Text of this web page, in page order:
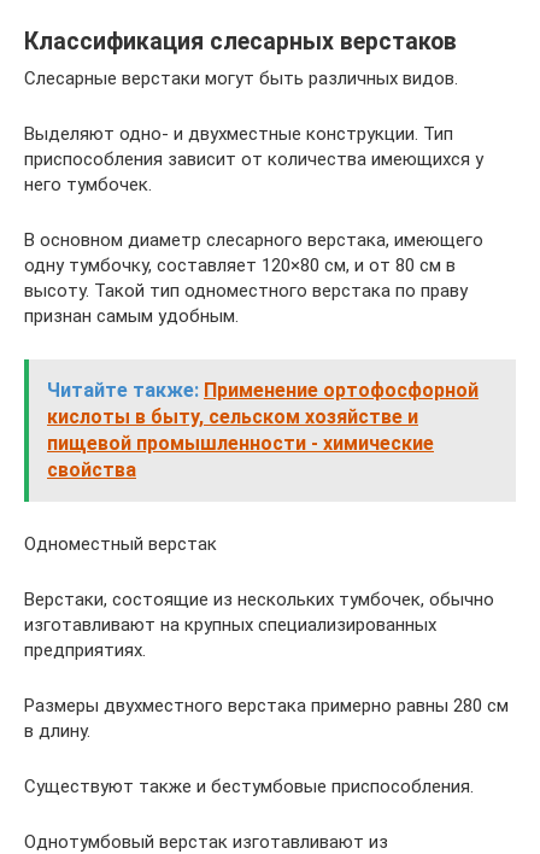
Классификация слесарных верстаков
Слесарные верстаки могут быть различных видов.
Выделяют одно- и двухместные конструкции. Тип
приспособления зависит от количества имеющихся у
него тумбочек.
В основном диаметр слесарного верстака, имеющего
одну тумбочку, составляет 120×80 см, и от 80 см в
высоту. Такой тип одноместного верстака по праву
признан самым удобным.
Читайте также: Применение ортофосфорной
кислоты в быту, сельском хозяйстве и
пищевой промышленности - химические
свойства
Одноместный верстак
Верстаки, состоящие из нескольких тумбочек, обычно
изготавливают на крупных специализированных
предприятиях.
Размеры двухместного верстака примерно равны 280 см
в длину.
Существуют также и бестумбовые приспособления.
Однотумбовый верстак изготавливают из